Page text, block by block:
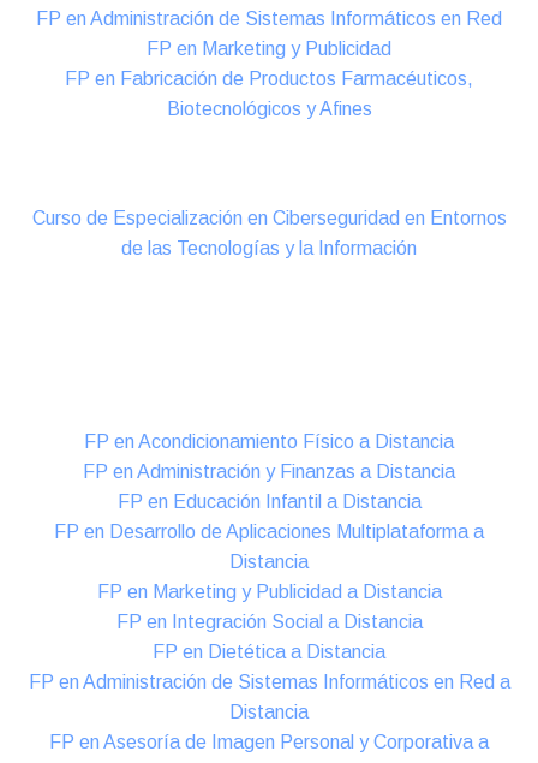
FP en Administración de Sistemas Informáticos en Red
FP en Marketing y Publicidad
FP en Fabricación de Productos Farmacéuticos,
Biotecnológicos y Afines
Curso de Especialización en Ciberseguridad en Entornos
de las Tecnologías y la Información
FP en Acondicionamiento Físico a Distancia
FP en Administración y Finanzas a Distancia
FP en Educación Infantil a Distancia
FP en Desarrollo de Aplicaciones Multiplataforma a
Distancia
FP en Marketing y Publicidad a Distancia
FP en Integración Social a Distancia
FP en Dietética a Distancia
FP en Administración de Sistemas Informáticos en Red a
Distancia
FP en Asesoría de Imagen Personal y Corporativa a